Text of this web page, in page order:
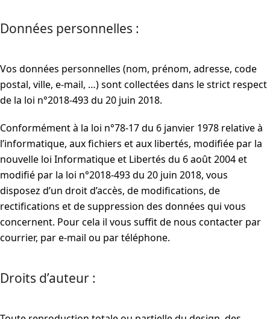
Données personnelles :
Vos données personnelles (nom, prénom, adresse, code
postal, ville, e-mail, …) sont collectées dans le strict respect
de la loi n°2018-493 du 20 juin 2018.
Conformément à la loi n°78-17 du 6 janvier 1978 relative à
l’informatique, aux fichiers et aux libertés, modifiée par la
nouvelle loi Informatique et Libertés du 6 août 2004 et
modifié par la loi n°2018-493 du 20 juin 2018, vous
disposez d’un droit d’accès, de modifications, de
rectifications et de suppression des données qui vous
concernent. Pour cela il vous suffit de nous contacter par
courrier, par e-mail ou par téléphone.
Droits d’auteur :